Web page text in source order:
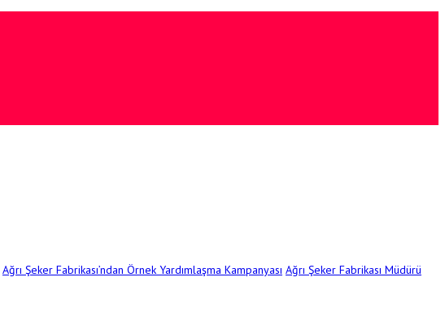
Ağrı Şeker Fabrikası’ndan Örnek Yardımlaşma Kampanyası Ağrı Şeker Fabrikası Müdürü